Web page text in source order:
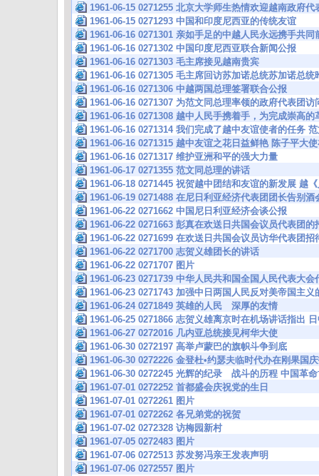
1961-06-15 0271255 北京大学师生热情欢迎越南政府
1961-06-15 0271293 中国和印度尼西亚的传统友谊
1961-06-16 0271301 亲如手足的中越人民永远携手共
1961-06-16 0271302 中国印度尼西亚联合新闻公报
1961-06-16 0271303 毛主席接见越南贵宾
1961-06-16 0271305 毛主席回访苏加诺总统苏加诺总统
1961-06-16 0271306 中越两国总理签署联合公报
1961-06-16 0271307 为范文同总理率领的政府代表团
1961-06-16 0271308 越中人民手携着手，为完成崇高
1961-06-16 0271314 我们完成了越中友谊使者的任务
1961-06-16 0271315 越中友谊之花日益鲜艳 陈子平大
1961-06-16 0271317 维护亚洲和平的强大力量
1961-06-17 0271355 范文同总理的讲话
1961-06-18 0271445 祝贺越中团结和友谊的新发展 越
1961-06-19 0271488 在尼日利亚经济代表团团长告别
1961-06-22 0271662 中国尼日利亚经济会谈公报
1961-06-22 0271663 彭真在欢送日共国会议员代表团
1961-06-22 0271699 在欢送日共国会议员访华代表团
1961-06-22 0271700 志贺义雄团长的讲话
1961-06-22 0271707 图片
1961-06-23 0271739 中华人民共和国全国人民代表大
1961-06-23 0271743 加强中日两国人民反对美帝国主义
1961-06-24 0271849 英雄的人民 深厚的友情
1961-06-25 0271866 志贺义雄离京时在机场讲话指出
1961-06-27 0272016 几内亚总统接见柯华大使
1961-06-30 0272197 高举卢蒙巴的旗帜斗争到底
1961-06-30 0272226 金登杜•约瑟夫临时代办在刚果国
1961-06-30 0272245 光辉的纪录 战斗的历程 中国革
1961-07-01 0272252 首都盛会庆祝党的生日
1961-07-01 0272261 图片
1961-07-01 0272262 各兄弟党的祝贺
1961-07-02 0272328 访梅园新村
1961-07-05 0272483 图片
1961-07-06 0272513 苏发努冯亲王发表声明
1961-07-06 0272557 图片